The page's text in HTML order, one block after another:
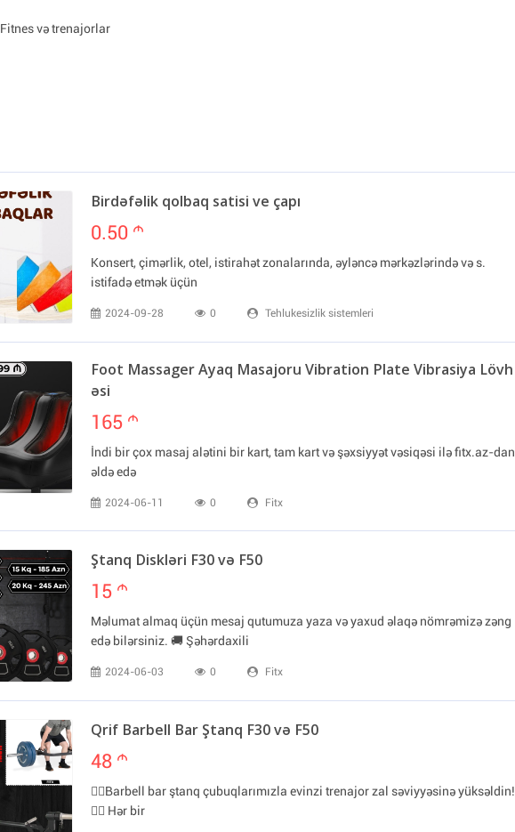
Fitnes və trenajorlar
Birdəfəlik qolbaq satisi ve çapı
0.50 m
Konsert, çimərlik, otel, istirahət zonalarında, əyləncə mərkəzlərində və s.
istifadə etmək üçün
2024-09-28 0 Tehlukesizlik sistemleri
Foot Massager Ayaq Masajoru Vibration Plate Vibrasiya Lövh
əsi
165 m
İndi bir çox masaj alətini bir kart, tam kart və şəxsiyyət vəsiqəsi ilə fitx.az-dan
əldə edə
2024-06-11 0 Fitx
Ştanq Diskləri F30 və F50
15 m
Məlumat almaq üçün mesaj qutumuza yaza və yaxud əlaqə nömrəmizə zəng
edə bilərsiniz. 🚚 Şəhərdaxili
2024-06-03 0 Fitx
Qrif Barbell Bar Ştanq F30 və F50
48 m
🏋️‍♂️Barbell bar ştanq çubuqlarımızla evinzi trenajor zal səviyyəsinə yüksəldin!
🏋️‍♀️ Hər bir